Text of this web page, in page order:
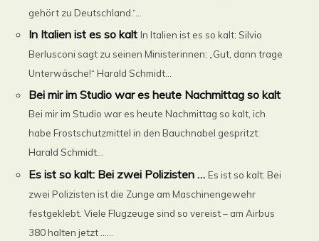
gehört zu Deutschland.“...
In Italien ist es so kalt In Italien ist es so kalt: Silvio
Berlusconi sagt zu seinen Ministerinnen: „Gut, dann trage
Unterwäsche!“ Harald Schmidt...
Bei mir im Studio war es heute Nachmittag so kalt
Bei mir im Studio war es heute Nachmittag so kalt, ich
habe Frostschutzmittel in den Bauchnabel gespritzt.
Harald Schmidt...
Es ist so kalt: Bei zwei Polizisten … Es ist so kalt: Bei
zwei Polizisten ist die Zunge am Maschinengewehr
festgeklebt. Viele Flugzeuge sind so vereist – am Airbus
380 halten jetzt ......